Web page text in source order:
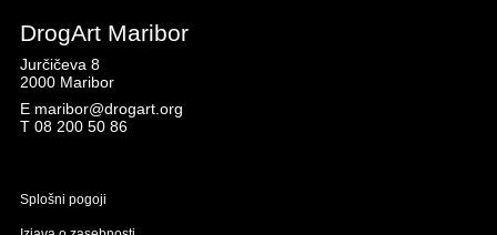
DrogArt Maribor
Jurčičeva 8
2000 Maribor
E maribor@drogart.org
T 08 200 50 86
Splošni pogoji